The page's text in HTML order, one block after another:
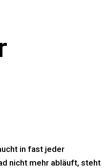
in fast jeder
nicht mehr abläuft, steht